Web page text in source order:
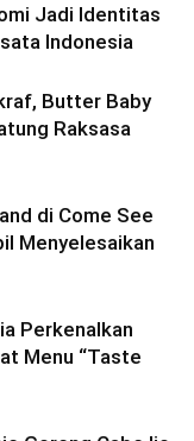
Jadi Identitas
Indonesia
Butter Baby
Raksasa
di Come See
Menyelesaikan
Perkenalkan
Menu “Taste